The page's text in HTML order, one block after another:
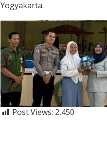
Yogyakarta.
Post Views: 2,450